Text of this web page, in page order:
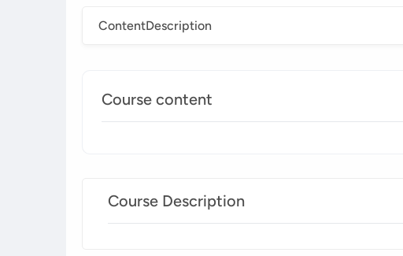
ContentDescription
Course content
Course Description